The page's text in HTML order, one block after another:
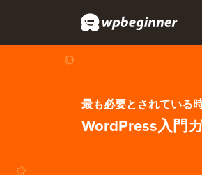
最も必要とされている
WordPress入門